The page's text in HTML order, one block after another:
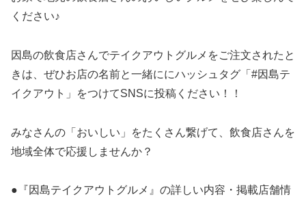
ください♪
因島の飲食店さんでテイクアウトグルメをご注文されたと
きは、ぜひお店の名前と一緒ににハッシュタグ「#因島テ
イクアウト」をつけてSNSに投稿ください！！
みなさんの「おいしい」をたくさん繋げて、飲食店さんを
地域全体で応援しませんか？
●『因島テイクアウトグルメ』の詳しい内容・掲載店舗情